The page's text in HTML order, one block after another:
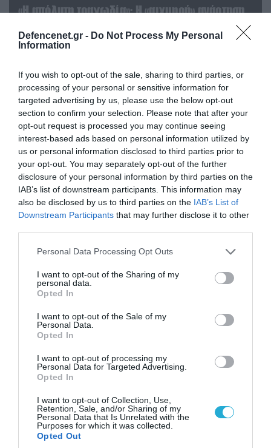
Defencenet.gr - Do Not Process My Personal
Information
If you wish to opt-out of the sale, sharing to third parties, or
processing of your personal or sensitive information for
targeted advertising by us, please use the below opt-out
section to confirm your selection. Please note that after your
opt-out request is processed you may continue seeing
interest-based ads based on personal information utilized by
us or personal information disclosed to third parties prior to
your opt-out. You may separately opt-out of the further
disclosure of your personal information by third parties on the
IAB’s list of downstream participants. This information may
also be disclosed by us to third parties on the IAB’s List of
Downstream Participants that may further disclose it to other
Please note that this website/app uses one or more Google
not limited to your visit or usage behaviour. You may click to
grant or deny consent to Google and its third-party tags to
use your data for below specified purposes in below Google
consent section.
Personal Data Processing Opt Outs
I want to opt-out of the Sharing of my
personal data.
Opted In
I want to opt-out of the Sale of my
Personal Data.
Opted In
I want to opt-out of processing my
Personal Data for Targeted Advertising.
Opted In
I want to opt-out of Collection, Use,
Retention, Sale, and/or Sharing of my
Personal Data that Is Unrelated with the
Purposes for which it was collected.
Opted Out
«Η απόλυτη τραγωδία»: Η «αιχμηρή» ανάρτηση
07.08.2026 | 20:02
Ο Γιάννης Αλαφούζος «τέλειωσε» τον
06.08.2026 | 14:02
«Επιχείρηση ελεύθερα πεζοδρόμια» στην
Αθήνα: Απομακρύνθηκαν παράνομα